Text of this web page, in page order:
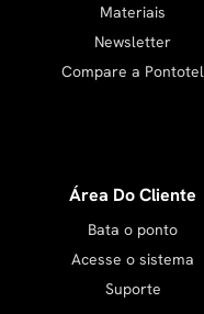
Materiais
Newsletter
Compare a Pontotel
Área Do Cliente
Bata o ponto
Acesse o sistema
Suporte